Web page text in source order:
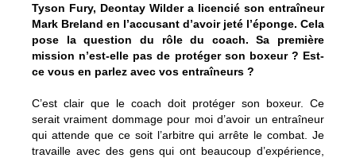
Tyson Fury, Deontay Wilder a licencié son entraîneur
Mark Breland en l’accusant d’avoir jeté l’éponge. Cela
pose la question du rôle du coach. Sa première
mission n’est-elle pas de protéger son boxeur ? Est-
ce vous en parlez avec vos entraîneurs ?
C’est clair que le coach doit protéger son boxeur. Ce
serait vraiment dommage pour moi d’avoir un entraîneur
qui attende que ce soit l’arbitre qui arrête le combat. Je
travaille avec des gens qui ont beaucoup d’expérience,